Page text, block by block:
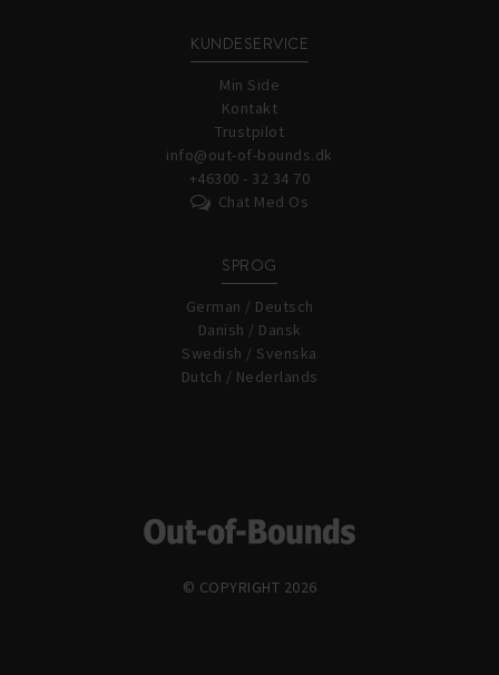
KUNDESERVICE
Min Side
Kontakt
Trustpilot
info@out-of-bounds.dk
+46300 - 32 34 70
Chat Med Os
SPROG
German / Deutsch
Danish / Dansk
Swedish / Svenska
Dutch / Nederlands
© COPYRIGHT 2026